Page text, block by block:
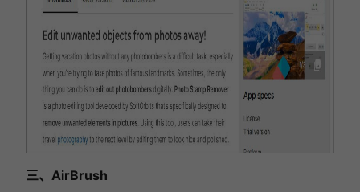
三、AirBrush